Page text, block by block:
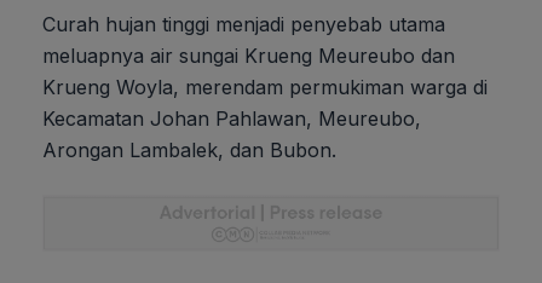
Curah hujan tinggi menjadi penyebab utama
meluapnya air sungai Krueng Meureubo dan
Krueng Woyla, merendam permukiman warga di
Kecamatan Johan Pahlawan, Meureubo,
Arongan Lambalek, dan Bubon.